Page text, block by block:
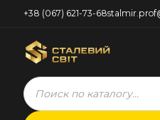
+38 (067) 621-73-68
Products
search